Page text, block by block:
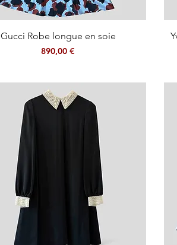
Aperçu rapide
Gucci Robe longue en soie
Prix
890,00 €